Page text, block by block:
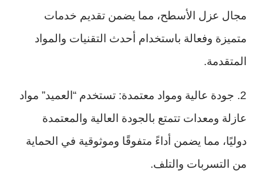
مجال عزل الأسطح، مما يضمن تقديم خدمات
متميزة وفعالة باستخدام أحدث التقنيات والمواد
المتقدمة.
2. جودة عالية ومواد معتمدة: تستخدم “العميد” مواد
عازلة ومعدات تتمتع بالجودة العالية والمعتمدة
دوليًا، مما يضمن أداءً متفوقًا وموثوقية في الحماية
من التسربات والتلف.